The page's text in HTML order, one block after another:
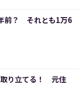
前？ それとも1万6
取り立てる！ 元住